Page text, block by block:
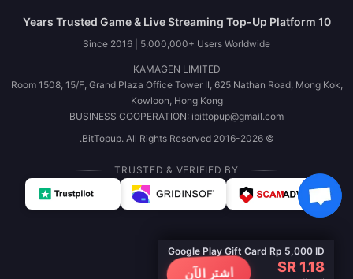
Google Play Gift Card Rp 5,000 ID
SR 1.18 اشترِ الآن
10 Years Trusted Game & Live Streaming Top-Up Platform
Since 2016 | 5,000,000+ Users Worldwide
KAMAGEN LIMITED
Room 1508, 15/F, Grand Plaza Office Tower II, 625 Nathan Road, Mong Kok,
Kowloon, Hong Kong
BUSINESS COOPERATION: ibittopup@gmail.com
© 2016-2026 BitTopup. All Rights Reserved.
TRUSTED & VERIFIED BY